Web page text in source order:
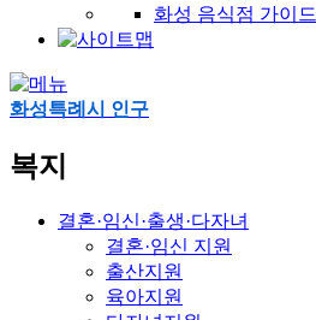
화성 음식점 가이드
화성특례시 인구
복지
결혼·임신·출생·다자녀
결혼·임신 지원
출산지원
육아지원